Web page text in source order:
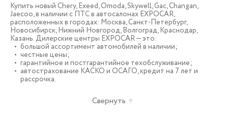
Купить новый Chery, Exeed, Omoda, Skywell, Gac, Changan,
Jaecoo, в наличии c ПТС в автосалонах EXPOCAR,
расположенных в городах: Москва, Санкт-Петербург,
Новосибирск, Нижний Новгород, Волгоград, Краснодар,
Казань. Дилерские центры EXPOCAR — это:
большой ассортимент автомобилей в наличии;
честные цены;
гарантийное и постгарантийное техобслуживание;
автострахование КАСКО и ОСАГО, кредит на 7 лет и
рассрочка.
Свернуть